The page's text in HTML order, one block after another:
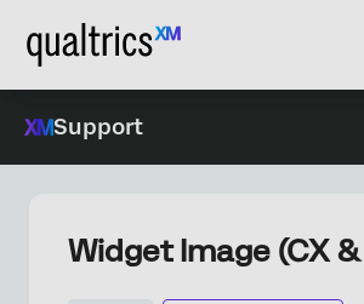
Support
Widget Image (CX &